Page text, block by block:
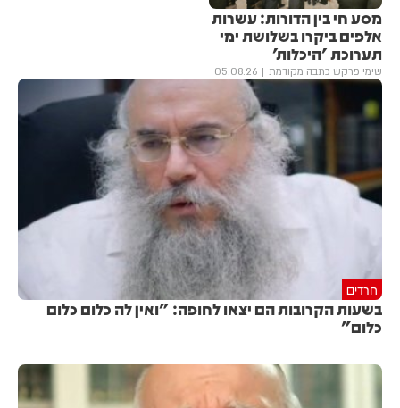
מסע חי בין הדורות: עשרות
אלפים ביקרו בשלושת ימי
תערוכת 'היכלות'
שימי פרקש כתבה מקודמת 05.08.26
חרדים
בשעות הקרובות הם יצאו לחופה: "ואין לה כלום כלום
כלום"